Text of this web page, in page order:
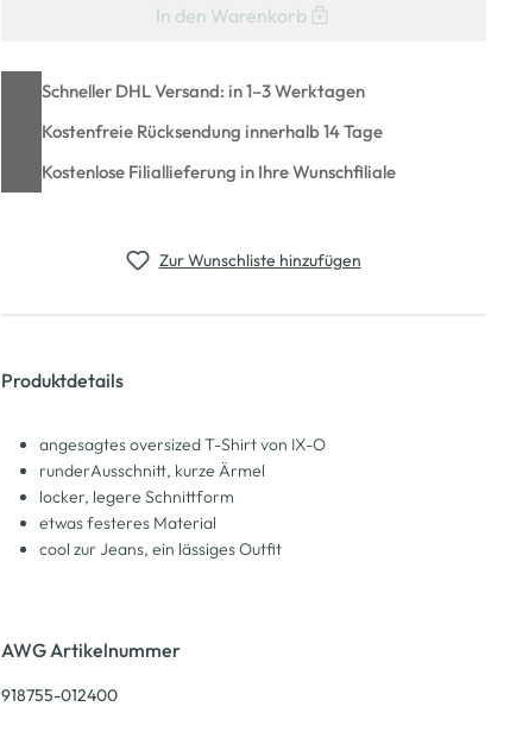
In den Warenkorb
Schneller DHL Versand: in 1–3 Werktagen
Kostenfreie Rücksendung innerhalb 14 Tage
Kostenlose Filiallieferung in Ihre Wunschfiliale
Zur Wunschliste hinzufügen
Produktdetails
angesagtes oversized T-Shirt von IX-O
runderAusschnitt, kurze Ärmel
locker, legere Schnittform
etwas festeres Material
cool zur Jeans, ein lässiges Outfit
AWG Artikelnummer
918755-012400